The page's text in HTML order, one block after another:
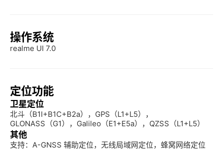
操作系统
realme UI 7.0
定位功能
卫星定位
北斗（B1I+B1C+B2a），GPS（L1+L5），
GLONASS（G1），Galileo（E1+E5a），QZSS（L1+L5）
其他
支持：A-GNSS 辅助定位，无线局域网定位，蜂窝网络定位